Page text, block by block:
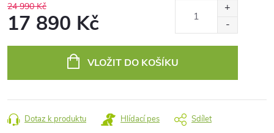
24 990 Kč
17 890 Kč
VLOŽIT DO KOŠÍKU
Dotaz k produktu Hlídací pes Sdílet